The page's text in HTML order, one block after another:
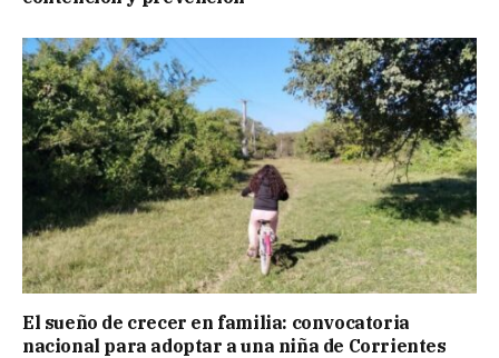
El sueño de crecer en familia: convocatoria
nacional para adoptar a una niña de Corrientes